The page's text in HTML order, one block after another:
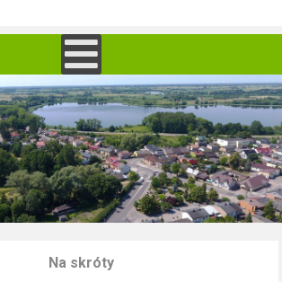
Na skróty